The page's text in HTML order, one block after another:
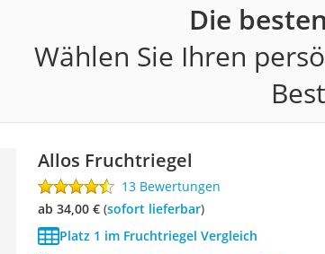
Die
Wählen Sie Ihren
Allos Fruchtriegel
13 Bewertungen
ab 34,00 €( Sofort lieferbar)
Platz 1 im Fruchtriegel Vergleich